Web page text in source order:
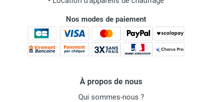
Nos modes de paiement
À propos de nous
Qui sommes-nous ?